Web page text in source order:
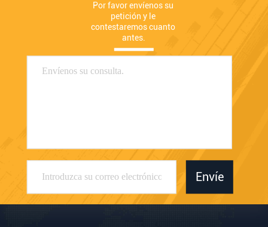
Por favor envíenos su
petición y le
contestaremos cuanto
antes.
Envíe